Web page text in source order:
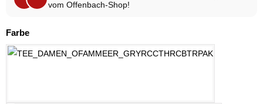
vom Offenbach-Shop!
Farbeauswählen